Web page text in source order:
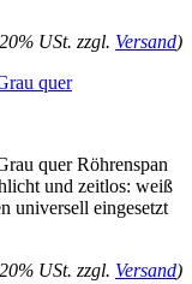
USt. zzgl. Versand)
quer
quer Röhrenspan
und zeitlos: weiß
universell eingesetzt
USt. zzgl. Versand)